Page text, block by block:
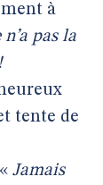
à
pas la
tente de
Jamais